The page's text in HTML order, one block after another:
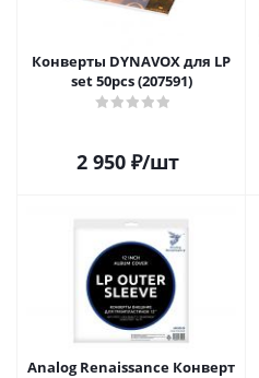
Конверты DYNAVOX для LP
set 50pcs (207591)
2 950₽/шт
Analog Renaissance Конверт